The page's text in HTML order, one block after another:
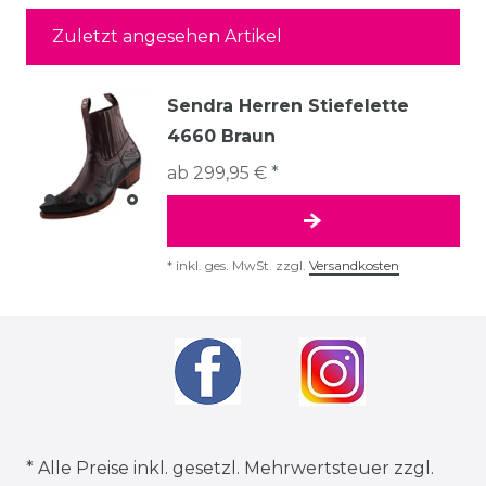
Zuletzt angesehen Artikel
Sendra Herren Stiefelette
4660 Braun
ab 299,95 € *
* inkl. ges. MwSt. zzgl. Versandkosten
* Alle Preise inkl. gesetzl. Mehrwertsteuer zzgl.